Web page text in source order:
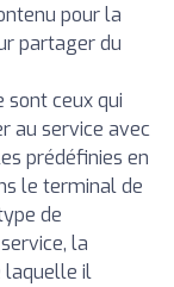
pour la
partager du
sont ceux qui
au service avec
prédéfinies en
le terminal de
de
la
laquelle il